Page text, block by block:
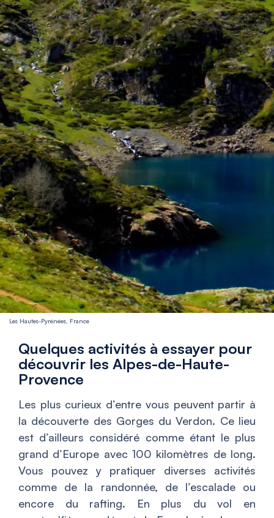
Les Hautes-Pyrénées, France
Quelques activités à essayer pour
découvrir les Alpes-de-Haute-
Provence
Les plus curieux d’entre vous peuvent partir à
la découverte des Gorges du Verdon. Ce lieu
est d’ailleurs considéré comme étant le plus
grand d’Europe avec 100 kilomètres de long.
Vous pouvez y pratiquer diverses activités
comme de la randonnée, de l’escalade ou
encore du rafting. En plus du vol en